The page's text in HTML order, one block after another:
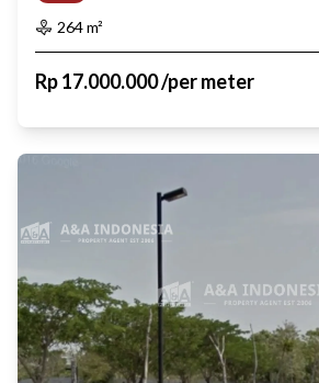
264m²
Rp17.000.000/per meter